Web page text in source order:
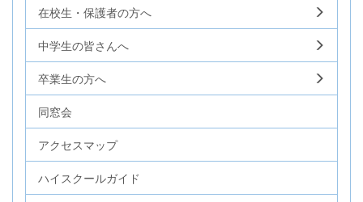
在校生・保護者の方へ
中学生の皆さんへ
卒業生の方へ
同窓会
アクセスマップ
ハイスクールガイド